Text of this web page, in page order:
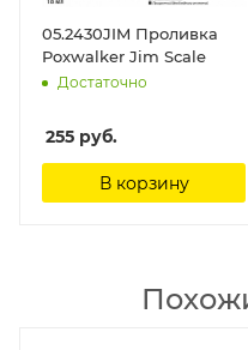
05.2430JIM Проливка
Poxwalker Jim Scale
Достаточно
255 руб.
В корзину